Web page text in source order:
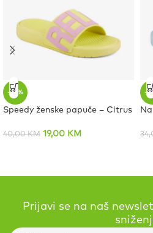
-53%
Speedy ženske papuče – Citrus
40,00KM 19,00 KM
-
Prijavi se na naš